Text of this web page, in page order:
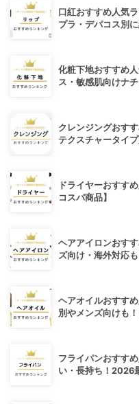
口紅おすすめ人気
プラ・デパコス別に
化粧下地おすすめ
ス・敏感肌向けナ
クレンジングおす
テクスチャータイプ
ドライヤーおすす
コスパ商品】
ヘアアイロンおす
ズ向け・海外対応
ヘアオイルおすす
別やメンズ向けも！
フライパンおすす
い・長持ち！2026